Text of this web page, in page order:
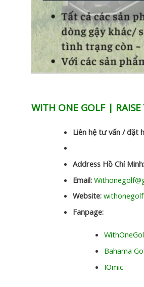
WITH ONE GOLF | RAISE
Liên hệ tư vấn / đặt
Address Hồ Chí Minh:
Email:
Website:
Fanpage:
Bahama
IOmic